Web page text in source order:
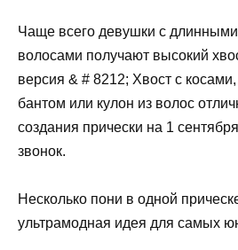
Чаще всего девушки с
волосами получают высокий
версия & # 8212; Хвост с
бантом или кулон из волос
создания прически на 1
звонок.
Несколько пони в одной
ультрамодная идея для самых